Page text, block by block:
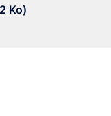
Ko)